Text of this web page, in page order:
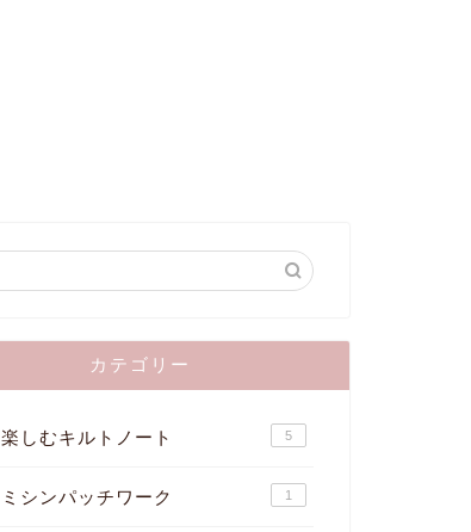
カテゴリー
楽しむキルトノート 5
ミシンパッチワーク 1